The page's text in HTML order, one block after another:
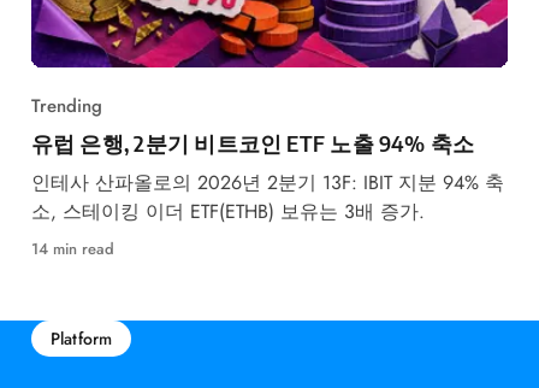
Trending
유럽 은행, 2분기 비트코인 ETF 노출 94% 축소
인테사 산파올로의 2026년 2분기 13F: IBIT 지분 94% 축
소, 스테이킹 이더 ETF(ETHB) 보유는 3배 증가.
14 min read
Platform